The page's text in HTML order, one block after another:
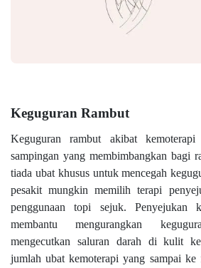
Keguguran Rambut
Keguguran rambut akibat
sampingan yang membimbangkan bagi
tiada ubat khusus untuk mencegah
pesakit mungkin memilih terapi
penggunaan topi sejuk.
membantu mengurangkan
mengecutkan saluran darah di kulit
jumlah ubat kemoterapi yang sampai